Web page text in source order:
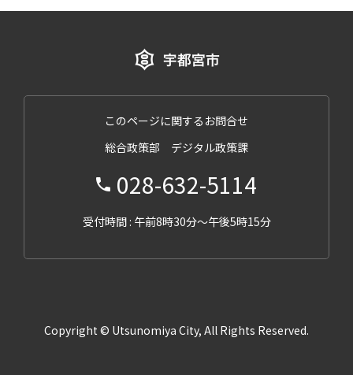
このページに関するお問合せ
総合政策部 デジタル政策課
028-632-5114
受付時間 : 午前8時30分～午後5時15分
Copyright © Utsunomiya City, All Rights Reserved.